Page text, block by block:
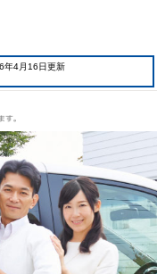
4月16日更新
行